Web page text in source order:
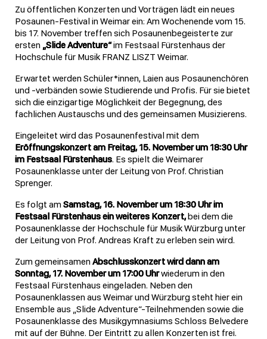
Zu öffentlichen Konzerten und Vorträgen lädt ein neues
Posaunen-Festival in Weimar ein: Am Wochenende vom 15.
bis 17. November treffen sich Posaunenbegeisterte zur
ersten „Slide Adventure“im Festsaal Fürstenhaus der
Hochschule für Musik FRANZ LISZT Weimar.
Erwartet werden Schüler*innen, Laien aus Posaunenchören
und -verbänden sowie Studierende und Profis. Für sie bietet
sich die einzigartige Möglichkeit der Begegnung, des
fachlichen Austauschs und des gemeinsamen Musizierens.
Eingeleitet wird das Posaunenfestival mit dem
Eröffnungskonzert am Freitag, 15. November um 18:30 Uhr
im Festsaal Fürstenhaus. Es spielt die Weimarer
Posaunenklasse unter der Leitung von Prof. Christian
Sprenger.
Es folgt am Samstag, 16. November um 18:30 Uhr im
Festsaal Fürstenhaus ein weiteres Konzert,bei dem die
Posaunenklasse der Hochschule für Musik Würzburg unter
der Leitung von Prof. Andreas Kraft zu erleben sein wird.
Zum gemeinsamen Abschlusskonzert wird dann am
Sonntag, 17. November um 17:00 Uhrwiederum in den
Festsaal Fürstenhaus eingeladen. Neben den
Posaunenklassen aus Weimar und Würzburg steht hier ein
Ensemble aus „Slide Adventure“-Teilnehmenden sowie die
Posaunenklasse des Musikgymnasiums Schloss Belvedere
mit auf der Bühne. Der Eintritt zu allen Konzerten ist frei.